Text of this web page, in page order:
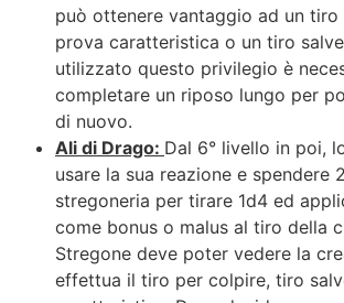
può ottenere vantaggio ad un tiro
prova caratteristica o un tiro
utilizzato questo privilegio è
completare un riposo lungo per
di nuovo.
Ali di Drago: Dal 6° livello in poi,
usare la sua reazione e spendere
stregoneria per tirare 1d4 ed
come bonus o malus al tiro della
Stregone deve poter vedere la
effettua il tiro per colpire, tiro